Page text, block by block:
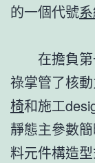
的一個代號
在擔負第
祿掌管了核
椅和施工
靜態主參數
料元件構造